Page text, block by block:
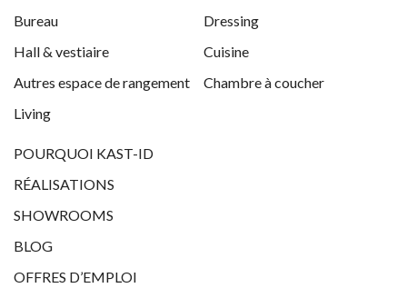
Bureau
Dressing
Hall & vestiaire
Cuisine
Autres espace de rangement
Chambre à coucher
Living
POURQUOI KAST-ID
RÉALISATIONS
SHOWROOMS
BLOG
OFFRES D’EMPLOI